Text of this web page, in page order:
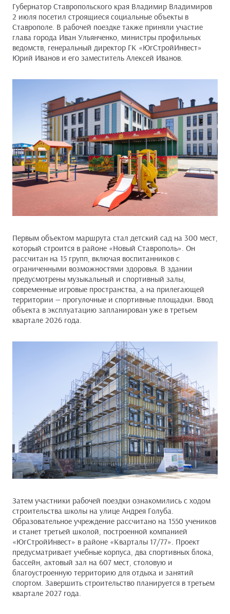
Губернатор Ставропольского края Владимир Владимиров
2 июля посетил строящиеся социальные объекты в
Ставрополе. В рабочей поездке также приняли участие
глава города Иван Ульянченко, министры профильных
ведомств, генеральный директор ГК «ЮгСтройИнвест»
Юрий Иванов и его заместитель Алексей Иванов.
Первым объектом маршрута стал детский сад на 300 мест,
который строится в районе «Новый Ставрополь». Он
рассчитан на 15 групп, включая воспитанников с
ограниченными возможностями здоровья. В здании
предусмотрены музыкальный и спортивный залы,
современные игровые пространства, а на прилегающей
территории — прогулочные и спортивные площадки. Ввод
объекта в эксплуатацию запланирован уже в третьем
квартале 2026 года.
Затем участники рабочей поездки ознакомились с ходом
строительства школы на улице Андрея Голуба.
Образовательное учреждение рассчитано на 1550 учеников
и станет третьей школой, построенной компанией
«ЮгСтройИнвест» в районе «Кварталы 17/77». Проект
предусматривает учебные корпуса, два спортивных блока,
бассейн, актовый зал на 607 мест, столовую и
благоустроенную территорию для отдыха и занятий
спортом. Завершить строительство планируется в третьем
квартале 2027 года.